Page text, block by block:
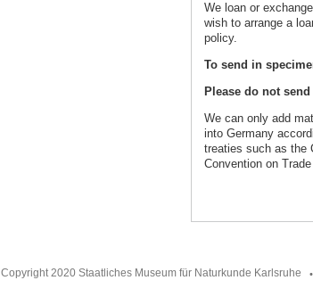
We loan or
wish to arrange a
policy.
To send in
Please do not
We can only add
into Germany
treaties such as the
Convention on
Copyright 2020 Staatliches Museum für Naturkunde Karlsruhe